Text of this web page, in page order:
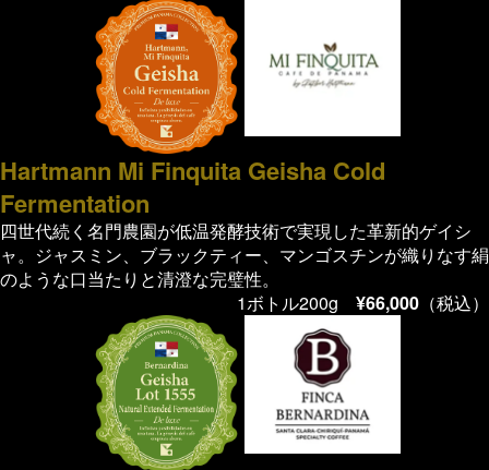
Hartmann Mi Finquita Geisha Cold
Fermentation
四世代続く名門農園が低温発酵技術で実現した革新的ゲイシ
ャ。ジャスミン、ブラックティー、マンゴスチンが織りなす絹
のような口当たりと清澄な完璧性。
1ボトル200g ¥66,000 （税込）